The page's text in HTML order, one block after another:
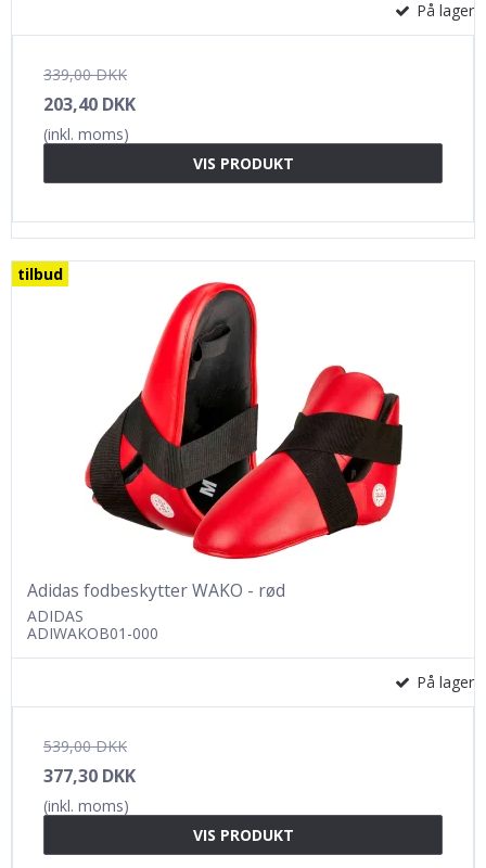
På lager
339,00 DKK
203,40 DKK
(inkl. moms)
VIS PRODUKT
tilbud
Adidas fodbeskytter WAKO - rød
ADIDAS
ADIWAKOB01-000
På lager
539,00 DKK
377,30 DKK
(inkl. moms)
VIS PRODUKT